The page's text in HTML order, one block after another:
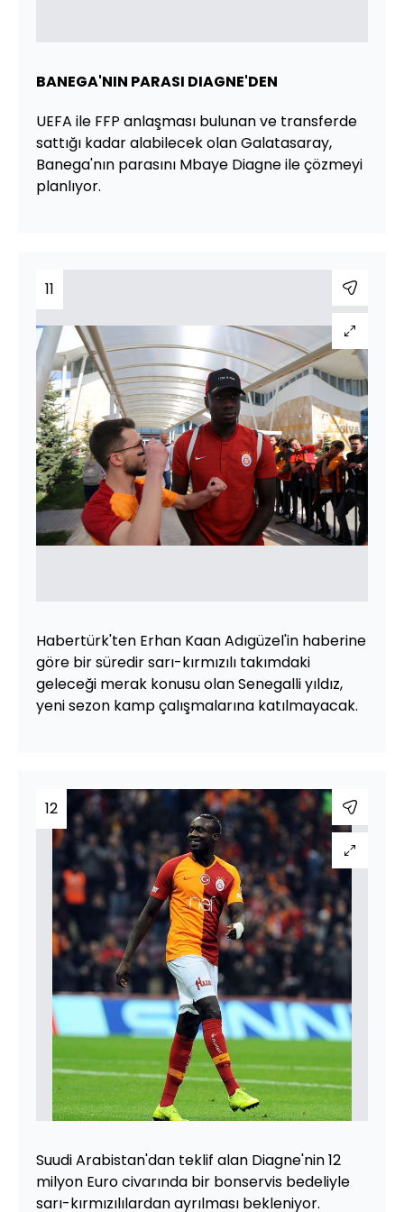
BANEGA'NIN PARASI DIAGNE'DEN
UEFA ile FFP anlaşması bulunan ve transferde
sattığı kadar alabilecek olan Galatasaray,
Banega'nın parasını Mbaye Diagne ile çözmeyi
planlıyor.
11
Habertürk'ten Erhan Kaan Adıgüzel'in haberine
göre bir süredir sarı-kırmızılı takımdaki
geleceği merak konusu olan Senegalli yıldız,
yeni sezon kamp çalışmalarına katılmayacak.
12
Suudi Arabistan'dan teklif alan Diagne'nin 12
milyon Euro civarında bir bonservis bedeliyle
sarı-kırmızılılardan ayrılması bekleniyor.